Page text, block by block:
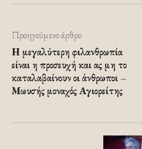
Προηγούμενο άρθρο
Η μεγαλύτερη φιλανθρωπία
είναι η προσευχή και ας μη το
καταλαβαίνουν οι άνθρωποι –
Μωυσής μοναχός Αγιορείτης